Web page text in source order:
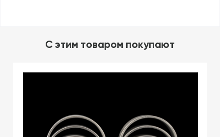
C этим товаром покупают